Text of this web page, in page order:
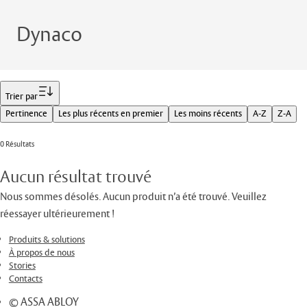
Dynaco
Trier par
Pertinence
Les plus récents en premier Les moins récents A-Z Z-A
0 Résultats
Aucun résultat trouvé
Nous sommes désolés. Aucun produit n’a été trouvé. Veuillez
réessayer ultérieurement !
Produits & solutions
À propos de nous
Stories
Contacts
© ASSA ABLOY